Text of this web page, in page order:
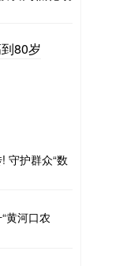
80岁
守护群众“数
黄河口农